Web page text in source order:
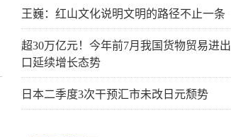
王巍：红山文化说明文明的路径不止一条
超30万亿元！今年前7月我国货物贸易进出
口延续增长态势
日本二季度3次干预汇市未改日元颓势